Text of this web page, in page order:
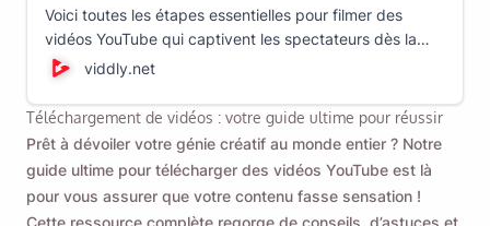
Voici toutes les étapes essentielles pour filmer des
vidéos YouTube qui captivent les spectateurs dès la
première seconde. Nous vous proposons un guide de
processus !
viddly.net
Téléchargement de vidéos : votre guide ultime pour réussir
Prêt à dévoiler votre génie créatif au monde entier ? Notre
guide ultime pour télécharger des vidéos YouTube est là
pour vous assurer que votre contenu fasse sensation !
Cette ressource complète regorge de conseils, d’astuces et